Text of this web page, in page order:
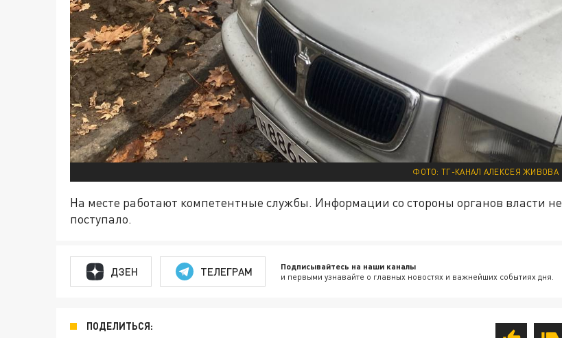
ФОТО: ТГ-КАНАЛ АЛЕКСЕЯ ЖИВОВА
На месте работают компетентные службы. Информации со стороны органов власти не
поступало.
ДЗЕН ТЕЛЕГРАМ Подписывайтесь на наши каналы
и первыми узнавайте о главных новостях и важнейших событиях дня.
ПОДЕЛИТЬСЯ: